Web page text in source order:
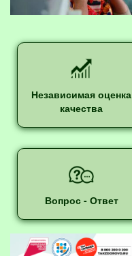
Независимая оценка
качества
Вопрос - Ответ